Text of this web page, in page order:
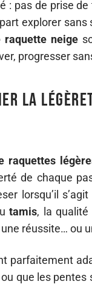
pas de prise de
explorer sans
raquette neige
progresser
la
raquettes
de chaque
lorsqu’il
tamis, la
réussite… ou
parfaitement
que les pentes